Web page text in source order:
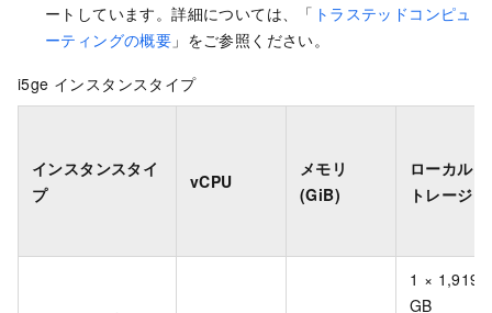
ートしています。詳細については、「 トラステッドコンピュ
ーティングの概要 」をご参照ください。
i5ge インスタンスタイプ
インスタンスタイ
プ
vCPU
メモリ
(GiB)
ローカルス
トレージ
1 × 1,919
GB